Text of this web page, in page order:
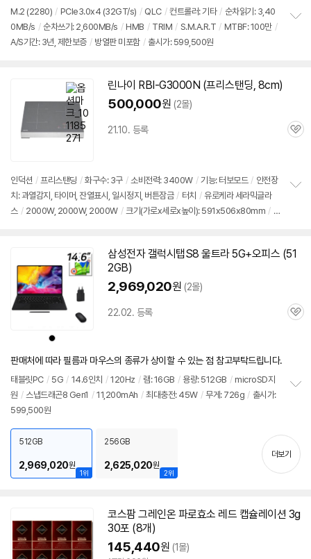
M.2 (2280) / PCIe3.0x4 (32GT/s) / QLC / 컨트롤러: 기타 / 순차읽기: 3,40
0MB/s / 순차쓰기: 2,600MB/s / HMB / TRIM / S.M.A.R.T / MTBF: 100만 /
A/S기간: 3년, 제한보증 / 방열판 미포함 / 출시가: 599,500원
린나이 RBI-G3000N (프리스탠딩, 8cm)
500,000원 (2몰)
21.10. 등록
관
인덕션 / 프리스탠딩 / 화구수: 3구 / 소비전력: 3400W / 기능: 터보모드 / 안전장
치: 과열감지, 타이머, 잔열표시, 일시정지, 버튼잠금 / 터치 / 유로케라 세라믹글라
스 / 2000W, 2000W, 2000W / 크기(가로x세로x높이): 591x506x80mm /
기
상
품
상
삼성전자 갤럭시탭S8 울트라 5G+오피스 (51
2GB)
2,969,020원 (2몰)
22.02. 등록
관
판매처에 따라 필름과 마우스의 종류가 상이할 수 있는 점 참고부탁드립니다.
태블릿PC / 5G / 14.6인치 / 120Hz / 램: 16GB / 용량: 512GB / microSD지
원 / 스냅드래곤8 Gen1 / 11,200mAh / 최대충전: 45W / 무게: 726g / 출시가:
599,500원
기
1위
512GB
2,969,020원
2위
256GB
2,625,020원
더보기
코스팜 그레인온 파로효소 레드 캡슐레이션 3g
30포 (8개)
145,440원 (1몰) 세부정보 열기/접기